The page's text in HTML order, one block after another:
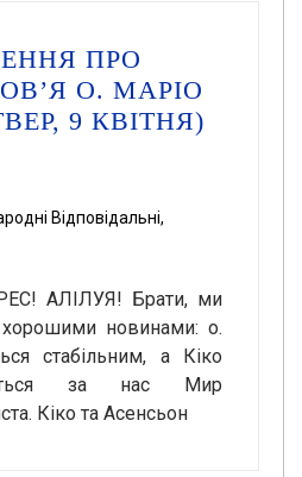
ПРО
О. МАРІО
9 КВІТНЯ)
Відповідальні,
АЛІЛУЯ! Брати, ми
новинами: о.
стабільним, а Кіко
за нас Мир
Кіко та Асенсьон